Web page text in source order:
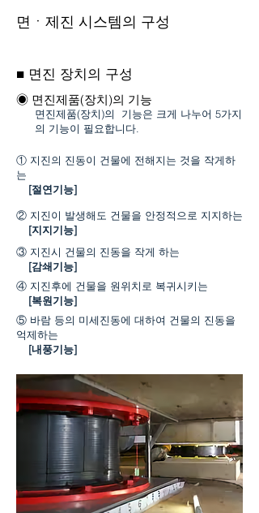
면ㆍ제진 시스템의 구성
■ 면진 장치의 구성
◉ 면진제품(장치)의 기능
면진제품(장치)의 기능은 크게 나누어 5가지
의 기능이 필요합니다.
① 지진의 진동이 건물에 전해지는 것을 작게하
는
[절연기능]
② 지진이 발생해도 건물을 안정적으로 지지하는
[지지기능]
③ 지진시 건물의 진동을 작게 하는
[감쇄기능]
④ 지진후에 건물을 원위치로 복귀시키는
[복원기능]
⑤ 바람 등의 미세진동에 대하여 건물의 진동을
억제하는
[내풍기능]